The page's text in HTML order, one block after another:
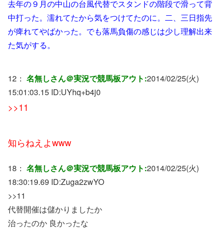
去年の９月の中山の台風代替でスタンドの階段で滑って背
中打った。濡れてたから気をつけてたのに。二、三日指先
が痺れてやばかった。でも落馬負傷の感じは少し理解出来
た気がする。
12： 名無しさん＠実況で競馬板アウト:2014/02/25(火)
15:01:03.15 ID:UYhq+b4j0
>>11
知らねえよwww
18： 名無しさん＠実況で競馬板アウト:2014/02/25(火)
18:30:19.69 ID:Zuga2zwYO
>>11
代替開催は儲かりましたか
治ったのか 良かったな